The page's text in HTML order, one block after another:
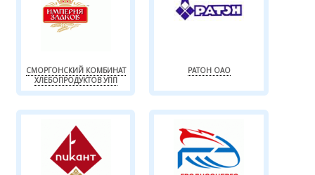
СМОРГОНСКИЙ КОМБИНАТ
ХЛЕБОПРОДУКТОВ УПП
РАТОН ОАО